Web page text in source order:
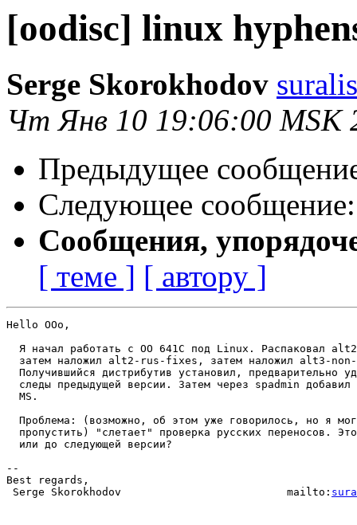
[oodisc] linux
Serge Skorokhodov
Чт Янв 10 19:06:00 MSK
Предыдущее
Следующее
Сообщения,
[ теме ] [ автору ]
Hello OOo,
Я начал работать с OO 641С под Linux. Распаковал
затем наложил alt2-rus-fixes, затем наложил alt3-
Получившийся дистрибутив установил, предварительно
следы предыдущей версии. Затем через spadmin добавил
  MS.
  Проблема: (возможно, об этом уже говорилось, но я мог
пропустить) "слетает" проверка русских переносов.
  или до следующей версии?
--
Best regards,
Serge Skorokhodov                          mailto: